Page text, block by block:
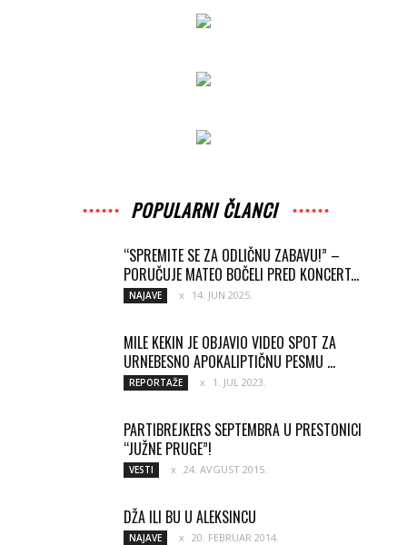
POPULARNI ČLANCI
“SPREMITE SE ZA ODLIČNU ZABAVU!” –
PORUČUJE MATEO BOČELI PRED KONCERT...
NAJAVE 14. JUN 2025.
MILE KEKIN JE OBJAVIO VIDEO SPOT ZA
URNEBESNO APOKALIPTIČNU PESMU ...
REPORTAŽE 1. JUL 2023.
PARTIBREJKERS SEPTEMBRA U PRESTONICI
“JUŽNE PRUGE”!
VESTI 24. AVGUST 2015.
DŽA ILI BU U ALEKSINCU
NAJAVE 20. FEBRUAR 2014.